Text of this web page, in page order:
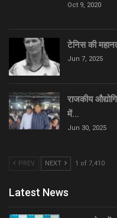
Oct 9, 2020
टेनिस की
Jun 7, 2025
राजकीय
में…
Jun 30, 2025
PREV NEXT 1 of 7,410
Latest News